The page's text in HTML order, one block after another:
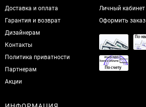
Доставка и оплата
Гарантия и возврат
Дизайнерам
Контакты
Политика приватности
Партнерам
Акции
Личный кабинет
Оформить заказ